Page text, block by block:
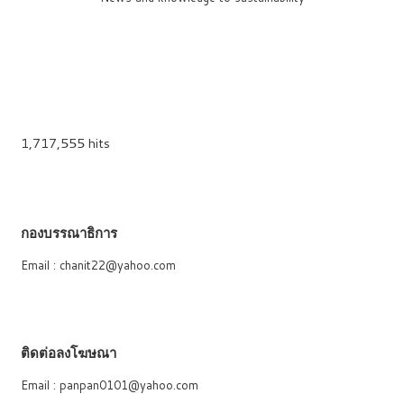
1,717,555 hits
กองบรรณาธิการ
Email : chanit22@yahoo.com
ติดต่อลงโฆษณา
Email : panpan0101@yahoo.com